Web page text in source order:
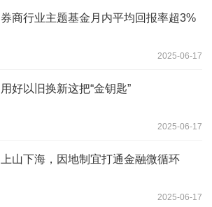
券商行业主题基金月内平均回报率超3%
2025-06-17
用好以旧换新这把“金钥匙”
2025-06-17
上山下海，因地制宜打通金融微循环
2025-06-17